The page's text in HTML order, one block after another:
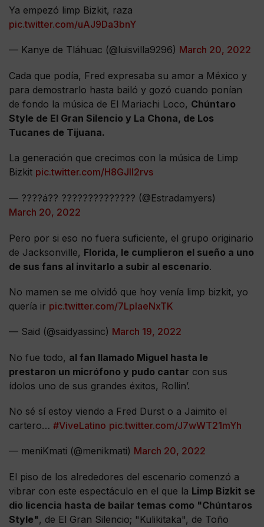
Ya empezó limp Bizkit, raza
pic.twitter.com/uAJ9Da3bnY
— Kanye de Tláhuac (@luisvilla9296) March 20, 2022
Cada que podía, Fred expresaba su amor a México y
para demostrarlo hasta bailó y gozó cuando ponían
de fondo la música de El Mariachi Loco, Chúntaro
Style de El Gran Silencio y La Chona, de Los
Tucanes de Tijuana.
La generación que crecimos con la música de Limp
Bizkit pic.twitter.com/H8GJIl2rvs
— ????á?? ?????????????? (@Estradamyers)
March 20, 2022
Pero por si eso no fuera suficiente, el grupo originario
de Jacksonville, Florida, le cumplieron el sueño a uno
de sus fans al invitarlo a subir al escenario.
No mamen se me olvidó que hoy venía limp bizkit, yo
quería ir pic.twitter.com/7LplaeNxTK
— Said (@saidyassinc) March 19, 2022
No fue todo, al fan llamado Miguel hasta le
prestaron un micrófono y pudo cantar con sus
ídolos uno de sus grandes éxitos, Rollin’.
No sé sí estoy viendo a Fred Durst o a Jaimito el
cartero… #ViveLatino pic.twitter.com/J7wWT21mYh
— meniKmati (@menikmati) March 20, 2022
El piso de los alrededores del escenario comenzó a
vibrar con este espectáculo en el que la Limp Bizkit se
dio licencia hasta de bailar temas como "Chúntaros
Style", de El Gran Silencio; "Kulikitaka", de Toño